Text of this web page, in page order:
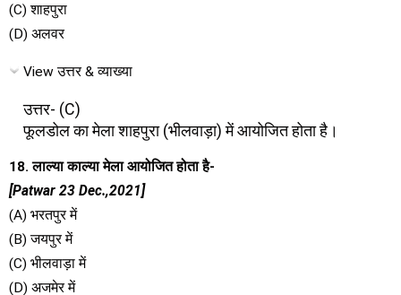
(C) शाहपुरा
(D) अलवर
View उत्तर & व्याख्या
उत्तर- (C)
फूलडोल का मेला शाहपुरा (भीलवाड़ा) में आयोजित होता है।
18. लाल्या काल्या मेला आयोजित होता है-
[Patwar 23 Dec.,2021]
(A) भरतपुर में
(B) जयपुर में
(C) भीलवाड़ा में
(D) अजमेर में